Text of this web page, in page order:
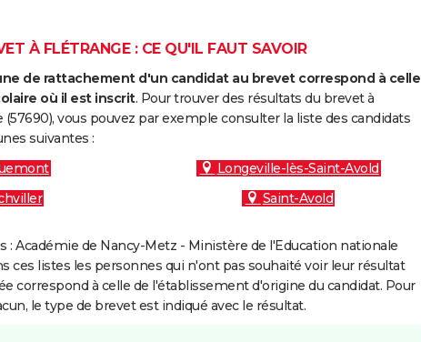
À FLÉTRANGE : CE QU'IL FAUT SAVOIR
de rattachement d'un candidat au brevet correspond à celle
où il est inscrit. Pour trouver des résultats du brevet à
vous pouvez par exemple consulter la liste des candidats
suivantes :
Longeville-lès-Saint-Avold
Saint-Avold
: Académie de Nancy-Metz - Ministère de l'Education nationale
ces listes les personnes qui n'ont pas souhaité voir leur résultat
correspond à celle de l'établissement d'origine du candidat. Pour
le type de brevet est indiqué avec le résultat.